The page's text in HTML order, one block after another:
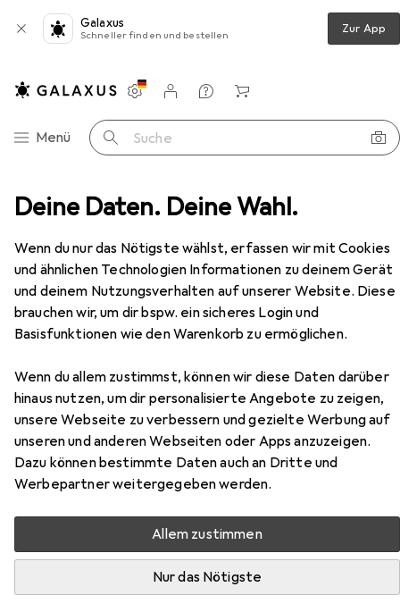
Deine Daten. Deine Wahl.
Wenn du nur das Nötigste wählst, erfassen wir mit Cookies
und ähnlichen Technologien Informationen zu deinem Gerät
und deinem Nutzungsverhalten auf unserer Website. Diese
brauchen wir, um dir bspw. ein sicheres Login und
Basisfunktionen wie den Warenkorb zu ermöglichen.
Wenn du allem zustimmst, können wir diese Daten darüber
hinaus nutzen, um dir personalisierte Angebote zu zeigen,
unsere Webseite zu verbessern und gezielte Werbung auf
unseren und anderen Webseiten oder Apps anzuzeigen.
Dazu können bestimmte Daten auch an Dritte und
Werbepartner weitergegeben werden.
Allem zustimmen
Nur das Nötigste
Galaxus
Schneller finden und bestellen Zur App
Navigation nach Kategorien
Menü Suche
Einstellungen
Kundenkonto
Vergleichslisten
Merklisten
Warenkorb
Wohnzimmer Regal Vicco Hängeschrank R-Line
EUR
90,32
ViccoHängeschrank R-Line
60 x 31 x 60 cm
Zubehör für Vicco Hängeschrank
R-Line
Hier findest du passendes Zubehör zum Produkt Vicco
Hängeschrank R-Line aus der Kategorie Möbelgleiter +
Schutzpuffer.
Relevanz